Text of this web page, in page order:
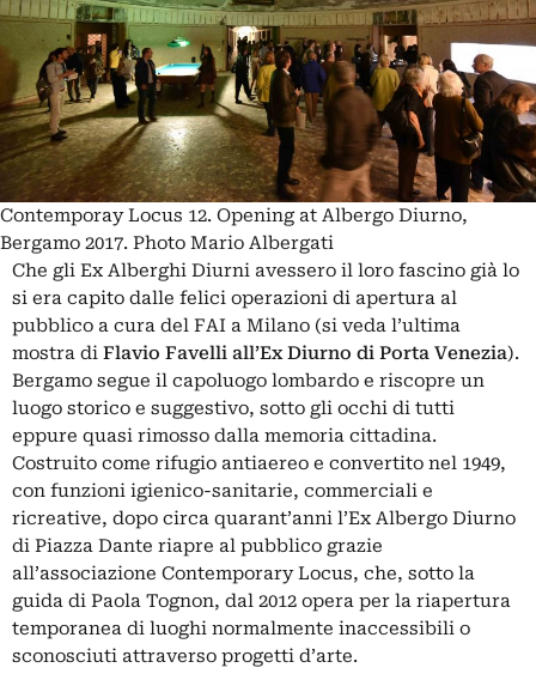
Contemporay Locus 12. Opening at Albergo Diurno,
Bergamo 2017. Photo Mario Albergati
Che gli Ex Alberghi Diurni avessero il loro fascino già lo
si era capito dalle felici operazioni di apertura al
pubblico a cura del FAI a Milano (si veda l’ultima
mostra di Flavio Favelli all’Ex Diurno di Porta Venezia).
Bergamo segue il capoluogo lombardo e riscopre un
luogo storico e suggestivo, sotto gli occhi di tutti
eppure quasi rimosso dalla memoria cittadina.
Costruito come rifugio antiaereo e convertito nel 1949,
con funzioni igienico-sanitarie, commerciali e
ricreative, dopo circa quarant’anni l’Ex Albergo Diurno
di Piazza Dante riapre al pubblico grazie
all’associazione Contemporary Locus, che, sotto la
guida di Paola Tognon, dal 2012 opera per la riapertura
temporanea di luoghi normalmente inaccessibili o
sconosciuti attraverso progetti d’arte.